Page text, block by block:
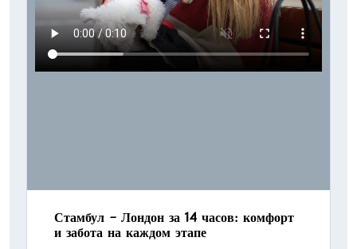
Стамбул – Лондон за 14 часов: комфорт
и забота на каждом этапе